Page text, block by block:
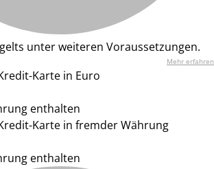
unter weiteren Voraussetzungen.
Mehr erfahren
Karte in Euro
enthalten
Karte in fremder Währung
enthalten